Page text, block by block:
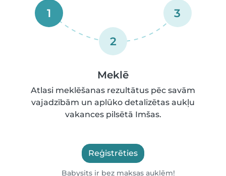
1
2
3
Meklē
Atlasi meklēšanas rezultātus pēc savām
vajadzībām un aplūko detalizētas aukļu
vakances pilsētā Imšas.
Reģistrēties
Babysits ir bez maksas auklēm!